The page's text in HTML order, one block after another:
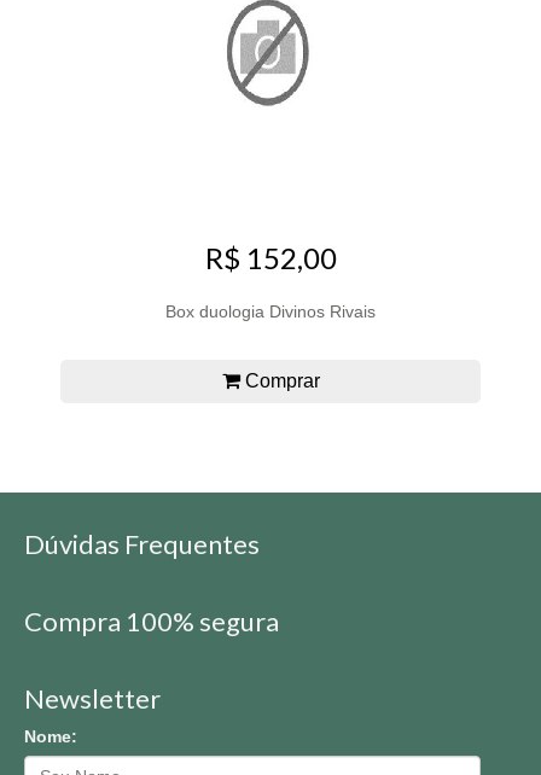
R$ 152,00
Box duologia Divinos Rivais
Comprar
Dúvidas Frequentes
Compra 100% segura
Newsletter
Nome: